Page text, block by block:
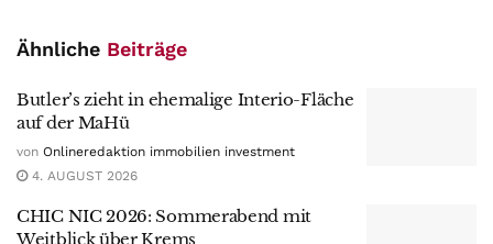
Ähnliche Beiträge
Butler’s zieht in ehemalige Interio-Fläche
auf der MaHü
von Onlineredaktion immobilien investment
4. AUGUST 2026
CHIC NIC 2026: Sommerabend mit
Weitblick über Krems